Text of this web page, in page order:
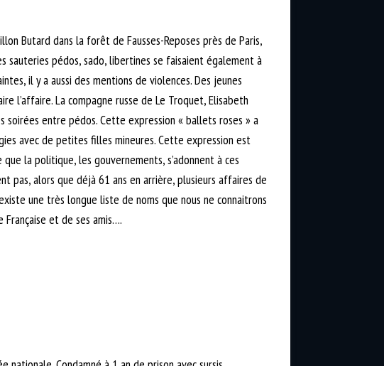
Butard dans la forêt de Fausses-Reposes près de Paris,
sauteries pédos, sado, libertines se faisaient également à
il y a aussi des mentions de violences. Des jeunes
l’affaire. La compagne russe de Le Troquet, Elisabeth
entre pédos. Cette expression « ballets roses » a
avec de petites filles mineures. Cette expression est
la politique, les gouvernements, s’adonnent à ces
pas, alors que déjà 61 ans en arrière, plusieurs affaires de
une très longue liste de noms que nous ne connaitrons
et de ses amis….